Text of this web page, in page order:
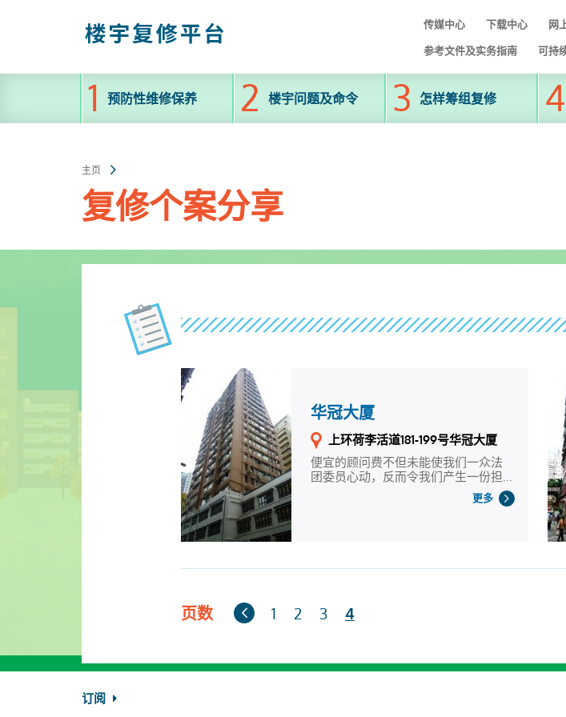
容
传媒中心 下载中心 网
参考文件及实务指南 可持
预防性维修保养 楼宇问题及命令 怎样筹组复修
主页
复修个案分享
华冠大厦
上环荷李活道181-199号华冠大厦
便宜的顾问费不但未能使我们一众法
团委员心动，反而令我们产生一份担...
更多
页数
上
一
1 2 3 4
订阅